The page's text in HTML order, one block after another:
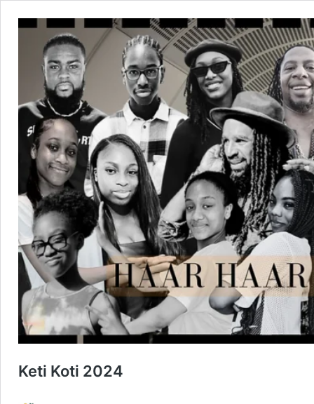
Keti Koti 2024